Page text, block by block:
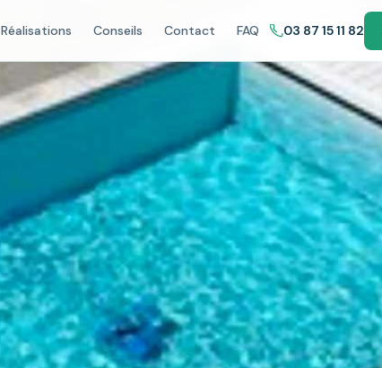
Réalisations Conseils Contact FAQ 03 87 15 11 82